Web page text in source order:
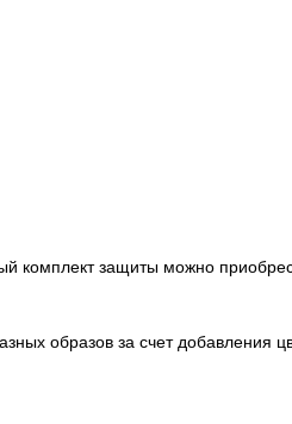
комплект защиты можно
образов за счет добавления